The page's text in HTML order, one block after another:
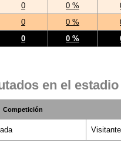
0 0 %
0 0 %
0 0 %
en el
Competición
Visitante